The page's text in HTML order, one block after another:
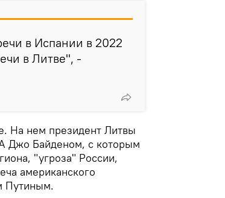
в Испании в 2022
в Литве", -
На нем президент Литвы
Джо Байденом, с которым
"угроза" России,
американского
Путиным.